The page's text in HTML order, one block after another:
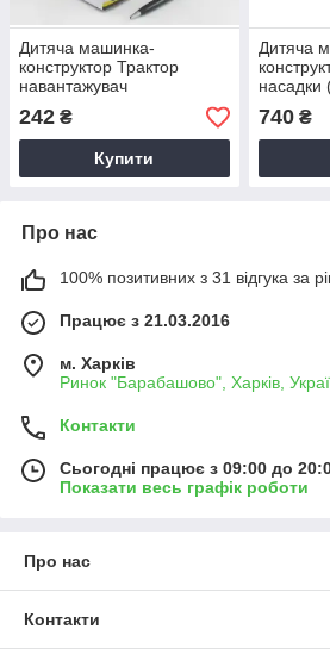
Дитяча машинка-
конструктор Трактор
навантажувач
(подарункова упаковка)
242 ₴
Купити
Дитяча
насадки
740₴
Про нас
100% позитивних з 31 відгука за
Працює з 21.03.2016
м. Харків
Ринок "Барабашово", Харків,
Контакти
Сьогодні працює з 09:00 до
Показати весь графік роботи
Про нас
Контакти